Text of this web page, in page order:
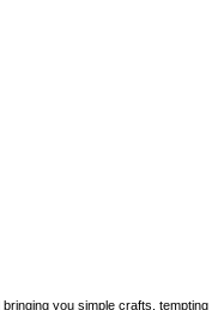
you simple crafts, tempting